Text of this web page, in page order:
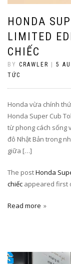
HONDA
LIMITED
CHIẾC
BY CRAWLER | 5
TỨC
Honda vừa chính
Honda Super Cub
từ phong cách sống
đô Nhật Bản trong
giữa […]
The postHonda
chiếc appeared first
Read more